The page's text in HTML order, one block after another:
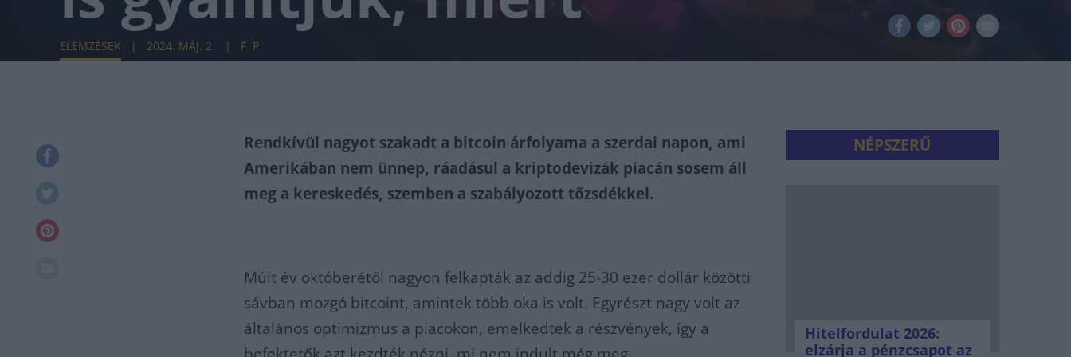
ELEMZÉSEK 2024. MÁJ. 2. F. P.
Rendkívül nagyot szakadt a bitcoin árfolyama a szerdai napon, ami
Amerikában nem ünnep, ráadásul a kriptodevizák piacán sosem áll
meg a kereskedés, szemben a szabályozott tőzsdékkel.
Múlt év októberétől nagyon felkapták az addig 25-30 ezer dollár közötti
sávban mozgó bitcoint, amintek több oka is volt. Egyrészt nagy volt az
általános optimizmus a piacokon, emelkedtek a részvények, így a
NÉPSZERŰ
Hitelfordulat 2026:
elzárja a pénzcsapot az